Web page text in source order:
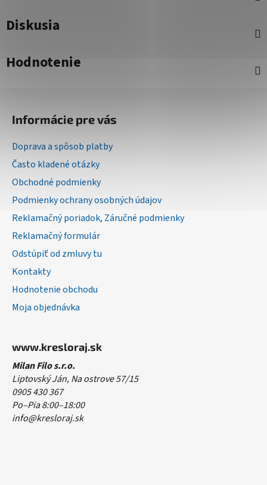
Diskusia
Hodnotenie
Informácie pre vás
Doprava a spôsob platby
Často kladené otázky
Obchodné podmienky
Podmienky ochrany osobných údajov
Reklamačný poriadok, Záručné podmienky
Reklamačný formulár
Odstúpiť od zmluvy tu
Kontakty
Hodnotenie obchodu
Moja objednávka
www.kresloraj.sk
Milan Filo s.r.o.
Liptovský Ján, Na ostrove 57/15
0905 430 367
Po–Pia 8:00–18:00
info@kresloraj.sk